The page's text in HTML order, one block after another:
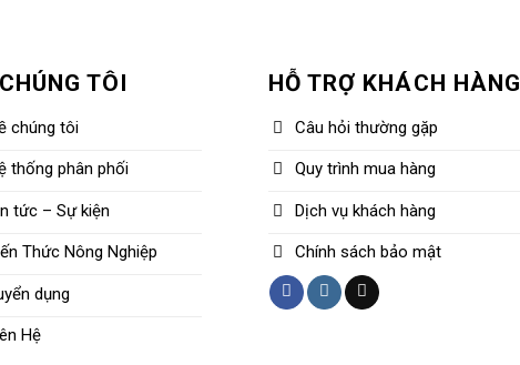
TÔI
chúng tôi
thống phân phối
tức – Sự kiện
Thức Nông Nghiệp
dụng
Hệ
HỖ TRỢ KHÁCH HÀNG
Câu hỏi thường gặp
Quy trình mua hàng
Dịch vụ khách hàng
Chính sách bảo mật